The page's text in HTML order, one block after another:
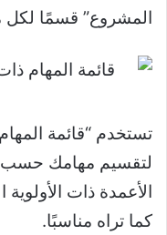
المشروع” قسمًا
تستخدم “قائمة المهام
لتقسيم مهامك حسب
الأعمدة ذات
كما تراه مناسبًا.